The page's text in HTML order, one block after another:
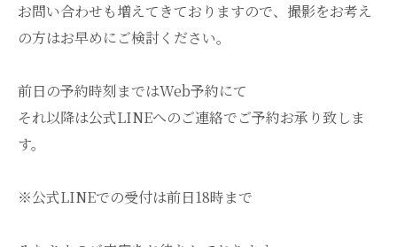
お問い合わせも増えてきておりますので、撮影をお考え
の方はお早めにご検討ください。
前日の予約時刻まではWeb予約にて
それ以降は公式LINEへのご連絡でご予約お承り致しま
す。
※公式LINEでの受付は前日18時まで